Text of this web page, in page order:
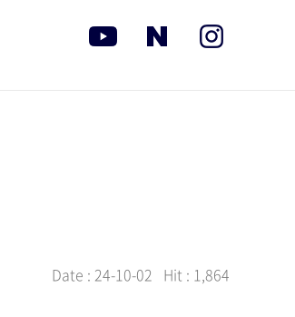
Date : 24-10-02 Hit : 1,864